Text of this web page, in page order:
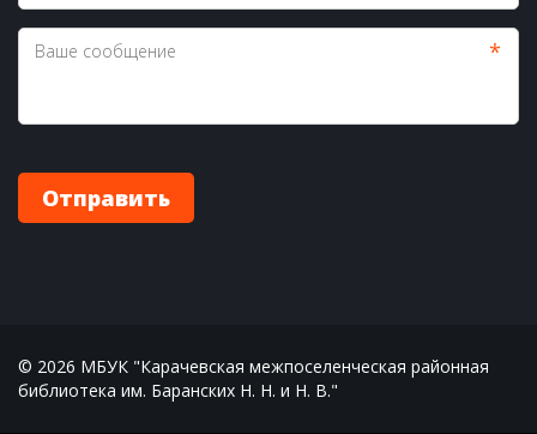
*
Отправить
© 2026 МБУК "Карачевская межпоселенческая районная
библиотека им. Баранских Н. Н. и Н. В."